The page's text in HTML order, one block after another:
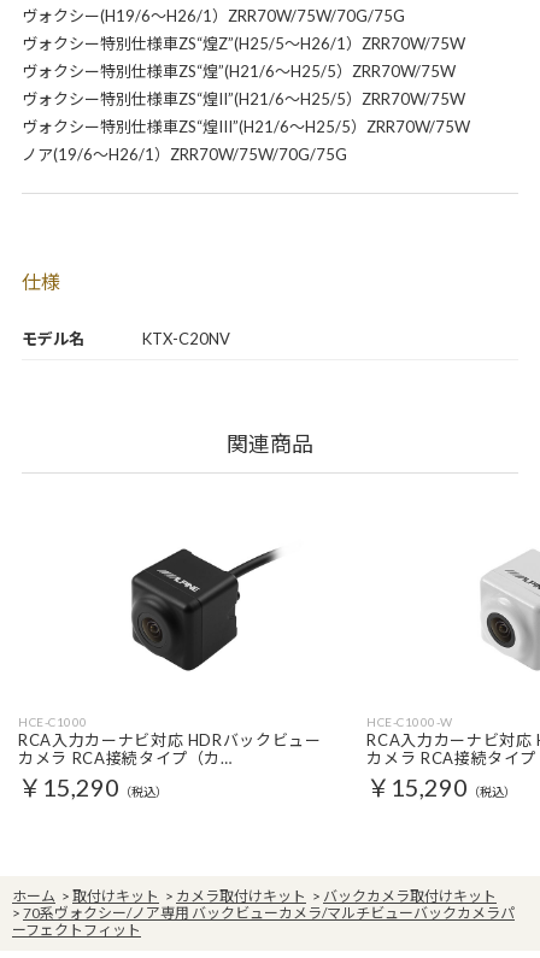
モデル名 KTX-C20NV
ヴォクシー(H19/6～H26/1）ZRR70W/75W/70G/75G
ヴォクシー特別仕様車ZS“煌Z”(H25/5～H26/1）ZRR70W/75W
ヴォクシー特別仕様車ZS“煌”(H21/6～H25/5）ZRR70W/75W
ヴォクシー特別仕様車ZS“煌II”(H21/6～H25/5）ZRR70W/75W
ヴォクシー特別仕様車ZS“煌III”(H21/6～H25/5）ZRR70W/75W
ノア(19/6～H26/1）ZRR70W/75W/70G/75G
仕様
関連商品
HCE-C1000
RCA入力カーナビ対応 HDRバックビュー
カメラ RCA接続タイプ（カ…
￥15,290 （税込）
HCE-C1000-W
RCA入力カーナビ対応
カメラ RCA接続タイ
￥15,290 （税込）
ホーム > 取付けキット > カメラ取付けキット > バックカメラ取付けキット
> 70系ヴォクシー/ノア専用 バックビューカメラ/マルチビューバックカメラパ
ーフェクトフィット